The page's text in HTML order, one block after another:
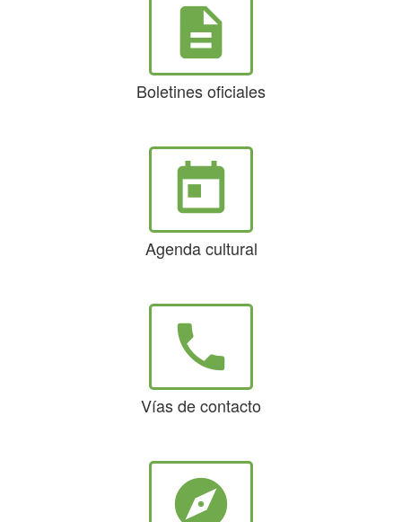
description
Boletines oficiales
today
Agenda cultural
phone
Vías de contacto
explore